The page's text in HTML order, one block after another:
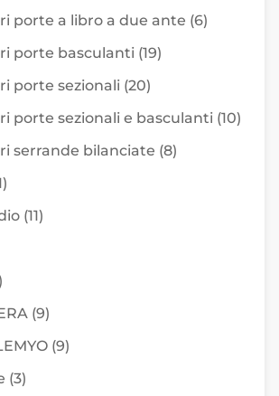
porte a libro a due ante (6)
porte basculanti (19)
porte sezionali (20)
porte sezionali e basculanti (10)
serrande bilanciate (8)
(11)
(9)
(9)
(3)